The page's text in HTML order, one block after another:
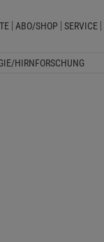
ABO/SHOP SERVICE
HIRNFORSCHUNG